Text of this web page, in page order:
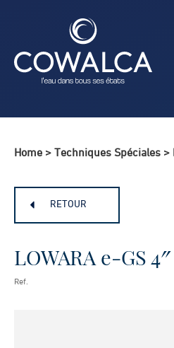
Home > Techniques Spéciales >
RETOUR
LOWARA e-GS 4″
Ref.